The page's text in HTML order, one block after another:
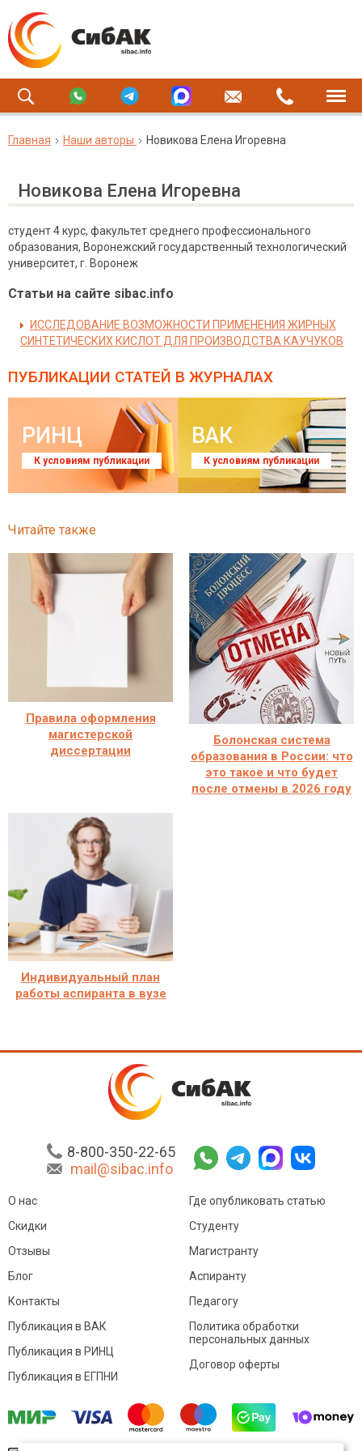
Главная Наши авторы Новикова Елена Игоревна
Новикова Елена Игоревна
студент 4 курс, факультет среднего профессионального
образования, Воронежский государственный технологический
университет, г. Воронеж
Статьи на сайте sibac.info
ИССЛЕДОВАНИЕ ВОЗМОЖНОСТИ ПРИМЕНЕНИЯ ЖИРНЫХ
СИНТЕТИЧЕСКИХ КИСЛОТ ДЛЯ ПРОИЗВОДСТВА КАУЧУКОВ
ПУБЛИКАЦИИ СТАТЕЙ В ЖУРНАЛАХ
РИНЦ
К условиям публикации
ВАК
К условиям публикации
Читайте также
Правила оформления
магистерской
диссертации
Болонская система
образования в России: что
это такое и что будет
после отмены в 2026 году
Индивидуальный план
работы аспиранта в вузе
8-800-350-22-65
mail@sibac.info
О нас
Скидки
Отзывы
Блог
Контакты
Где опубликовать статью
Студенту
Магистранту
Аспиранту
Педагогу
Публикация в ВАК
Публикация в РИНЦ
Публикация в ЕГПНИ
Политика обработки
персональных данных
Договор оферты